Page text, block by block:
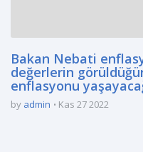
Bakan Nebati
değerlerin
enflasyonu
by admin Kas 27 2022